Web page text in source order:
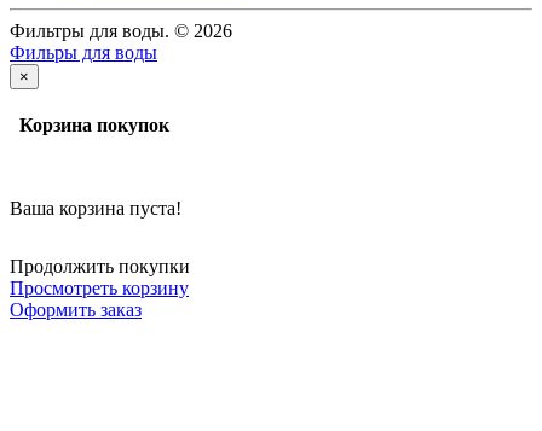
Фильтры для воды. © 2026
Фильры для воды
×
Корзина покупок
Ваша корзина пуста!
Продолжить покупки
Просмотреть корзину
Оформить заказ